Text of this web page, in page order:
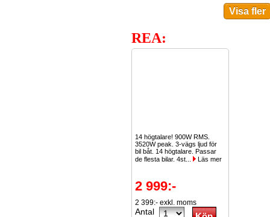
REA:
14 högtalare! 900W RMS.
3520W peak. 3-vägs ljud för
bil båt. 14 högtalare. Passar
de flesta bilar. 4st...
Läs mer
2 999:-
2 399:- exkl. moms
Antal